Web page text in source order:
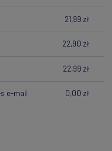
21,99 zł
22,90 zł
22,99 zł
e-mail
0,00 zł